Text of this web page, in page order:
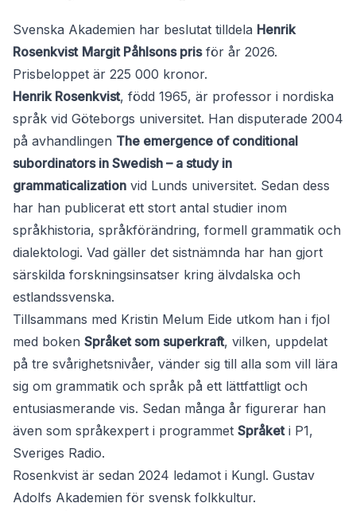
Svenska Akademien har beslutat tilldela Henrik
Rosenkvist Margit Påhlsons prisför år 2026.
Prisbeloppet är 225 000 kronor.
Henrik Rosenkvist, född 1965, är professor i nordiska
språk vid Göteborgs universitet. Han disputerade 2004
på avhandlingen The emergence of conditional
subordinators in Swedish – a study in
grammaticalization vid Lunds universitet. Sedan dess
har han publicerat ett stort antal studier inom
språkhistoria, språkförändring, formell grammatik och
dialektologi. Vad gäller det sistnämnda har han gjort
särskilda forskningsinsatser kring älvdalska och
estlandssvenska.
Tillsammans med Kristin Melum Eide utkom han i fjol
med boken Språket som superkraft, vilken, uppdelat
på tre svårighetsnivåer, vänder sig till alla som vill lära
sig om grammatik och språk på ett lättfattligt och
entusiasmerande vis. Sedan många år figurerar han
även som språkexpert i programmet Språketi P1,
Sveriges Radio.
Rosenkvist är sedan 2024 ledamot i Kungl. Gustav
Adolfs Akademien för svensk folkkultur.